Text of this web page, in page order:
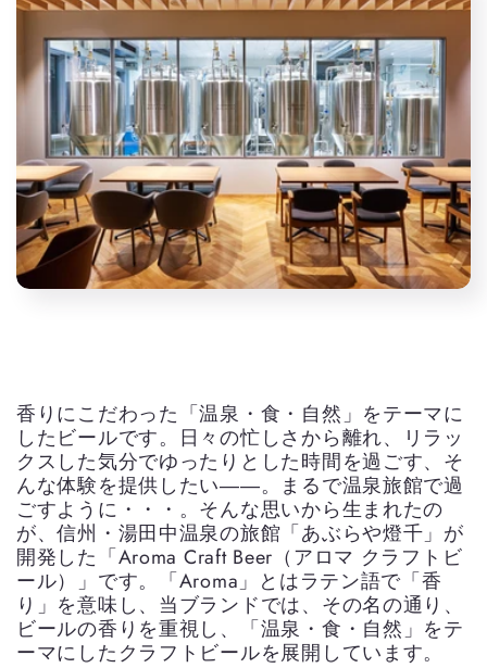
香りにこだわった「温泉・食・自然」をテーマに
したビールです。日々の忙しさから離れ、リラッ
クスした気分でゆったりとした時間を過ごす、そ
んな体験を提供したい――。まるで温泉旅館で過
ごすように・・・。そんな思いから生まれたの
が、信州・湯田中温泉の旅館「あぶらや燈千」が
開発した「Aroma Craft Beer（アロマ クラフトビ
ール）」です。「Aroma」とはラテン語で「香
り」を意味し、当ブランドでは、その名の通り、
ビールの香りを重視し、「温泉・食・自然」をテ
ーマにしたクラフトビールを展開しています。